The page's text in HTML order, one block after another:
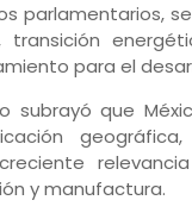
parlamentarios,
transición
para el
subrayó que
y manufactura.